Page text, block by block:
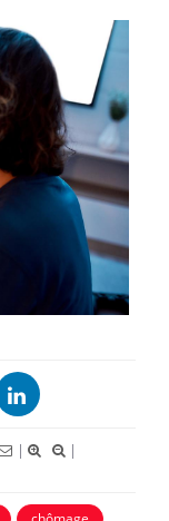
|
|